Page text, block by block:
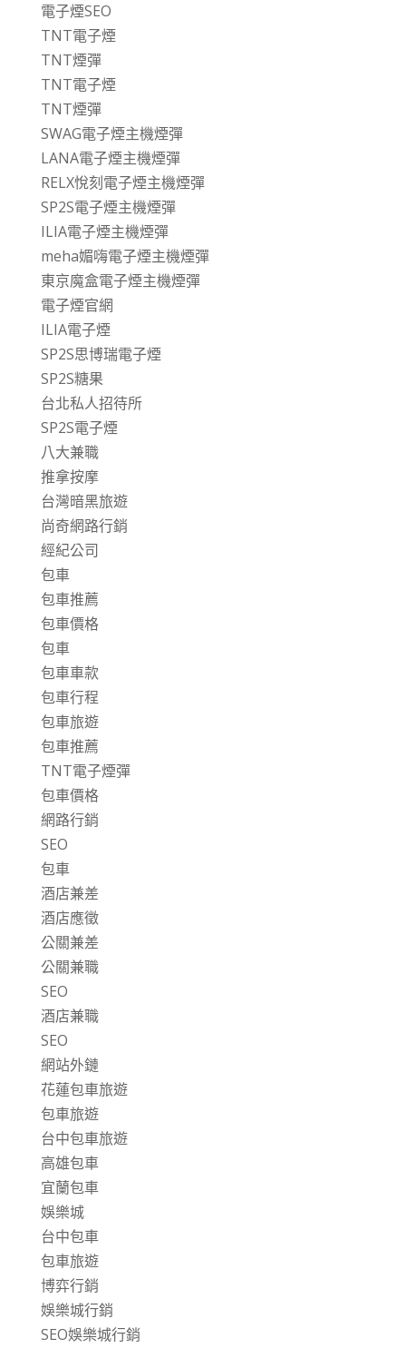
電子煙SEO
TNT電子煙
TNT煙彈
TNT電子煙
TNT煙彈
SWAG電子煙主機煙彈
LANA電子煙主機煙彈
RELX悅刻電子煙主機煙彈
SP2S電子煙主機煙彈
ILIA電子煙主機煙彈
meha媚嗨電子煙主機煙彈
東京魔盒電子煙主機煙彈
電子煙官網
ILIA電子煙
SP2S思博瑞電子煙
SP2S糖果
台北私人招待所
SP2S電子煙
八大兼職
推拿按摩
台灣暗黑旅遊
尚奇網路行銷
經紀公司
包車
包車推薦
包車價格
包車
包車車款
包車行程
包車旅遊
包車推薦
TNT電子煙彈
包車價格
網路行銷
SEO
包車
酒店兼差
酒店應徵
公關兼差
公關兼職
SEO
酒店兼職
SEO
網站外鏈
花蓮包車旅遊
包車旅遊
台中包車旅遊
高雄包車
宜蘭包車
娛樂城
台中包車
包車旅遊
博弈行銷
娛樂城行銷
SEO娛樂城行銷